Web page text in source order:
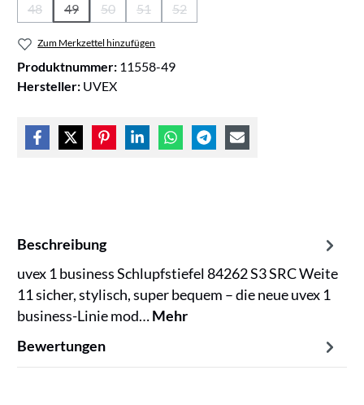
48
(Diese Option ist zurzeit nicht verfügbar.)
49
(Diese Option ist zurzeit nicht verfügbar.)
50
(Diese Option ist zurzeit nicht verfügbar.)
51
(Diese Option ist zurzeit nicht verfügbar.)
52
(Diese Option ist zurzeit nicht
Zum Merkzettel hinzufügen
Produktnummer: 11558-49
Hersteller: UVEX
Beschreibung
uvex 1 business Schlupfstiefel 84262 S3 SRC Weite
11 sicher, stylisch, super bequem – die neue uvex 1
business-Linie mod…Mehr
Bewertungen